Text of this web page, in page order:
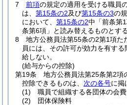
7
前項の規定の適用を受ける職員
は、 第15条の2及び第15条の3の
において、 第15条の2中「前条第
条第6項」と読み替えるものとする
8
地方公務員法第55条の2第1項た
員には、その許可が効力を有す
給しない。
(給与からの控除)
第19条
地方公務員法第25条第2項
控除できるものは、 次の各号に掲
(1)
職員で組織する各団体の会費
(2)
団体保険料